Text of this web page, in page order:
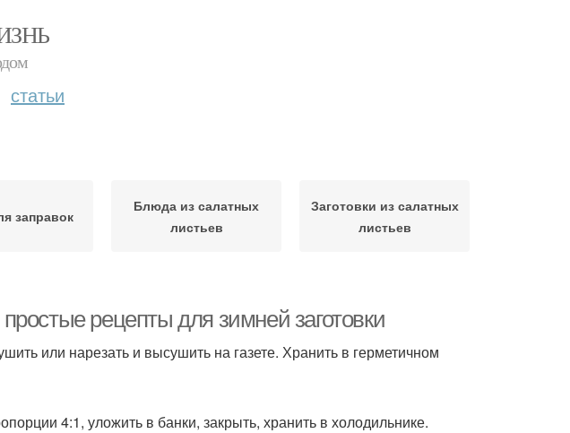
статьи
заправок
Блюда из салатных
листьев
Заготовки из салатных
листьев
рецепты для зимней заготовки
или нарезать и высушить на газете. Хранить в герметичном
4:1, уложить в банки, закрыть, хранить в холодильнике.